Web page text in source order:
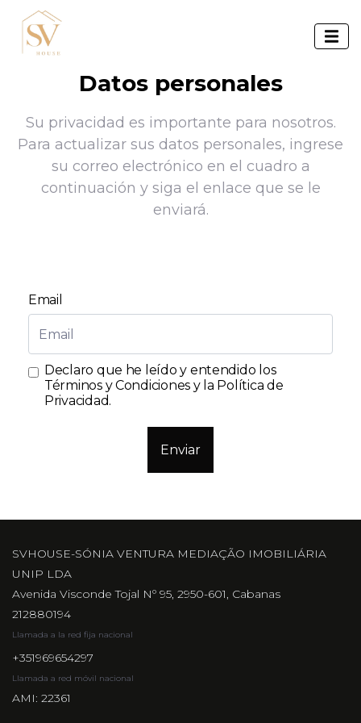
Datos personales
Su privacidad es importante para nosotros.
Para actualizar sus datos personales, ingrese
su correo electrónico en el cuadro a
continuación y siga el enlace que se le
enviará.
Email
Declaro que he leído y entendido los
Términos y Condiciones y la Política de
Privacidad.
Enviar
SVHOUSE-SÓNIA VENTURA MEDIAÇÃO IMOBILIÁRIA
UNIP LDA
Avenida Visconde Tojal Nº 95, 2950-601, Cabanas
212880194
Llamada a la red fija nacional
+351969654297
Llamada a red móvil nacional
AMI: 22361